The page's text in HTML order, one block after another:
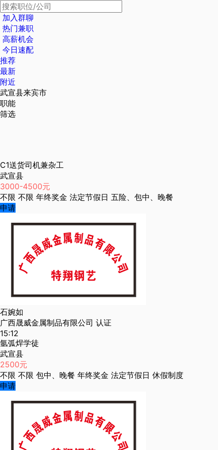
加入群聊
热门兼职
高薪机会
今日速配
推荐
最新
附近
武宣县来宾市
职能
筛选
C1送货司机兼杂工
武宣县
3000-4500元
不限 不限 年终奖金 法定节假日 五险、包中、晚餐
申请
石婉如
广西晟威金属制品有限公司 认证
15:12
氩弧焊学徒
武宣县
2500元
不限 不限 包中、晚餐 年终奖金 法定节假日 休假制度
申请